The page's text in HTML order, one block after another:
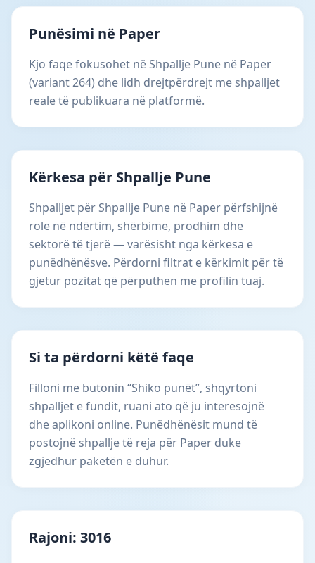
Punësimi në Paper
Kjo faqe fokusohet në Shpallje Pune në Paper
(variant 264) dhe lidh drejtpërdrejt me shpalljet
reale të publikuara në platformë.
Kërkesa për Shpallje Pune
Shpalljet për Shpallje Pune në Paper përfshijnë
role në ndërtim, shërbime, prodhim dhe
sektorë të tjerë — varësisht nga kërkesa e
punëdhënësve. Përdorni filtrat e kërkimit për të
gjetur pozitat që përputhen me profilin tuaj.
Si ta përdorni këtë faqe
Filloni me butonin “Shiko punët”, shqyrtoni
shpalljet e fundit, ruani ato që ju interesojnë
dhe aplikoni online. Punëdhënësit mund të
postojnë shpallje të reja për Paper duke
zgjedhur paketën e duhur.
Rajoni: 3016